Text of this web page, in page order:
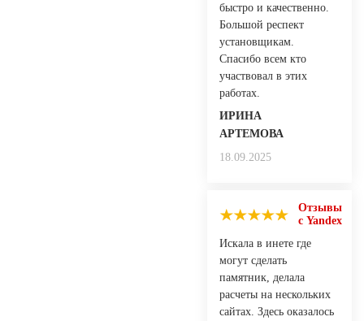
быстро и качественно.
Большой респект
установщикам.
Спасибо всем кто
участвовал в этих
работах.
ИРИНА
АРТЕМОВА
18.09.2025
Отзывы
с Yandex
Искала в инете где
могут сделать
памятник, делала
расчеты на нескольких
сайтах. Здесь оказалось